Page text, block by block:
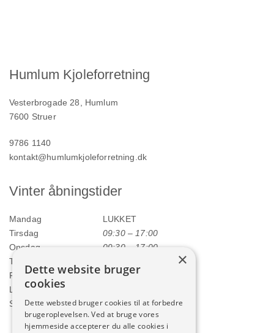
Humlum Kjoleforretning
Vesterbrogade 28, Humlum
7600 Struer
9786 1140
kontakt@humlumkjoleforretning.dk
Vinter åbningstider
Mandag
LUKKET
Tirsdag
09:30 – 17:00
Onsdag
09:30 – 17:00
Torsdag
Fredag
09:30 – 17:00
Lørdag
Søndag
LUKKET
×
Dette website bruger
cookies
Dette websted bruger cookies til at forbedre
brugeroplevelsen. Ved at bruge vores
hjemmeside accepterer du alle cookies i